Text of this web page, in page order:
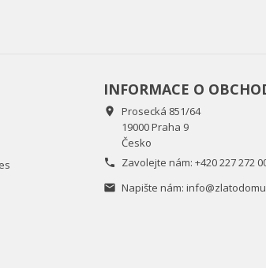
INFORMACE O

Prosecká 851/64
19000 Praha 9
Česko
 Zavolejte nám: +420 227 272
 Napište nám: